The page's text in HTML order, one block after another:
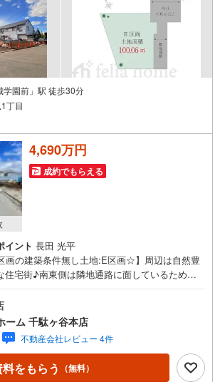
学園前」駅 徒歩30分
丁目
4,690万円
成約でもらえる
イント 長田 光平
画の建築条件無し土地:E区画☆】周辺は自然豊
住宅街♪南東側は隣地通路に面しているため日
にて建築可能です◎フェリアホーム千駄ヶ谷本
・新築戸建・中古戸建・中古マンションなど幅
取り扱っております。ご購入をご検討のお客様
ご検討のお手伝いが可能です!!■インターネット
見学が可能です（1）［室内・現地を見学する］
（2）本日～4日以内をご希望の方は「ご要望・
ーム 千駄ヶ谷本店
不動産会社レビュー 4件
料をもらう （無料）